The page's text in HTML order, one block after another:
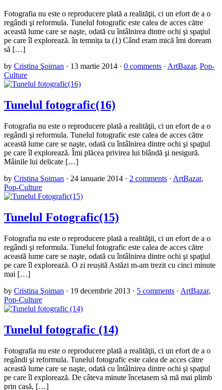
Fotografia nu este o reproducere plată a realităţii, ci un efort de a o
regândi şi reformula. Tunelul fotografic este calea de acces către
această lume care se naşte, odată cu întâlnirea dintre ochi şi spaţiul
pe care îl explorează. în temnița ta (1) Când eram mică îmi doream
să […]
by Cristina Şoiman · 13 martie 2014 · 0 comments · ArtBazar, Pop-
Culture
Tunelul fotografic(16)
Fotografia nu este o reproducere plată a realităţii, ci un efort de a o
regândi şi reformula. Tunelul fotografic este calea de acces către
această lume care se naşte, odată cu întâlnirea dintre ochi şi spaţiul
pe care îl explorează. Îmi plăcea privirea lui blândă şi nesigură.
Mâinile lui delicate […]
by Cristina Şoiman · 24 ianuarie 2014 · 2 comments · ArtBazar,
Pop-Culture
Tunelul Fotografic(15)
Fotografia nu este o reproducere plată a realităţii, ci un efort de a o
regândi şi reformula. Tunelul fotografic este calea de acces către
această lume care se naşte, odată cu întâlnirea dintre ochi şi spaţiul
pe care îl explorează. O zi reușită Astăzi m-am trezit cu cinci minute
mai […]
by Cristina Şoiman · 19 decembrie 2013 · 5 comments · ArtBazar,
Pop-Culture
Tunelul fotografic (14)
Fotografia nu este o reproducere plată a realităţii, ci un efort de a o
regândi şi reformula. Tunelul fotografic este calea de acces către
această lume care se naşte, odată cu întâlnirea dintre ochi şi spaţiul
pe care îl explorează. De câteva minute încetasem să mă mai plimb
prin casă, […]